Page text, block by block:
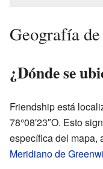
Geografía
¿Dónde se
Friendship está
78°08′23″O. Esto
específica del mapa,
Meridiano de